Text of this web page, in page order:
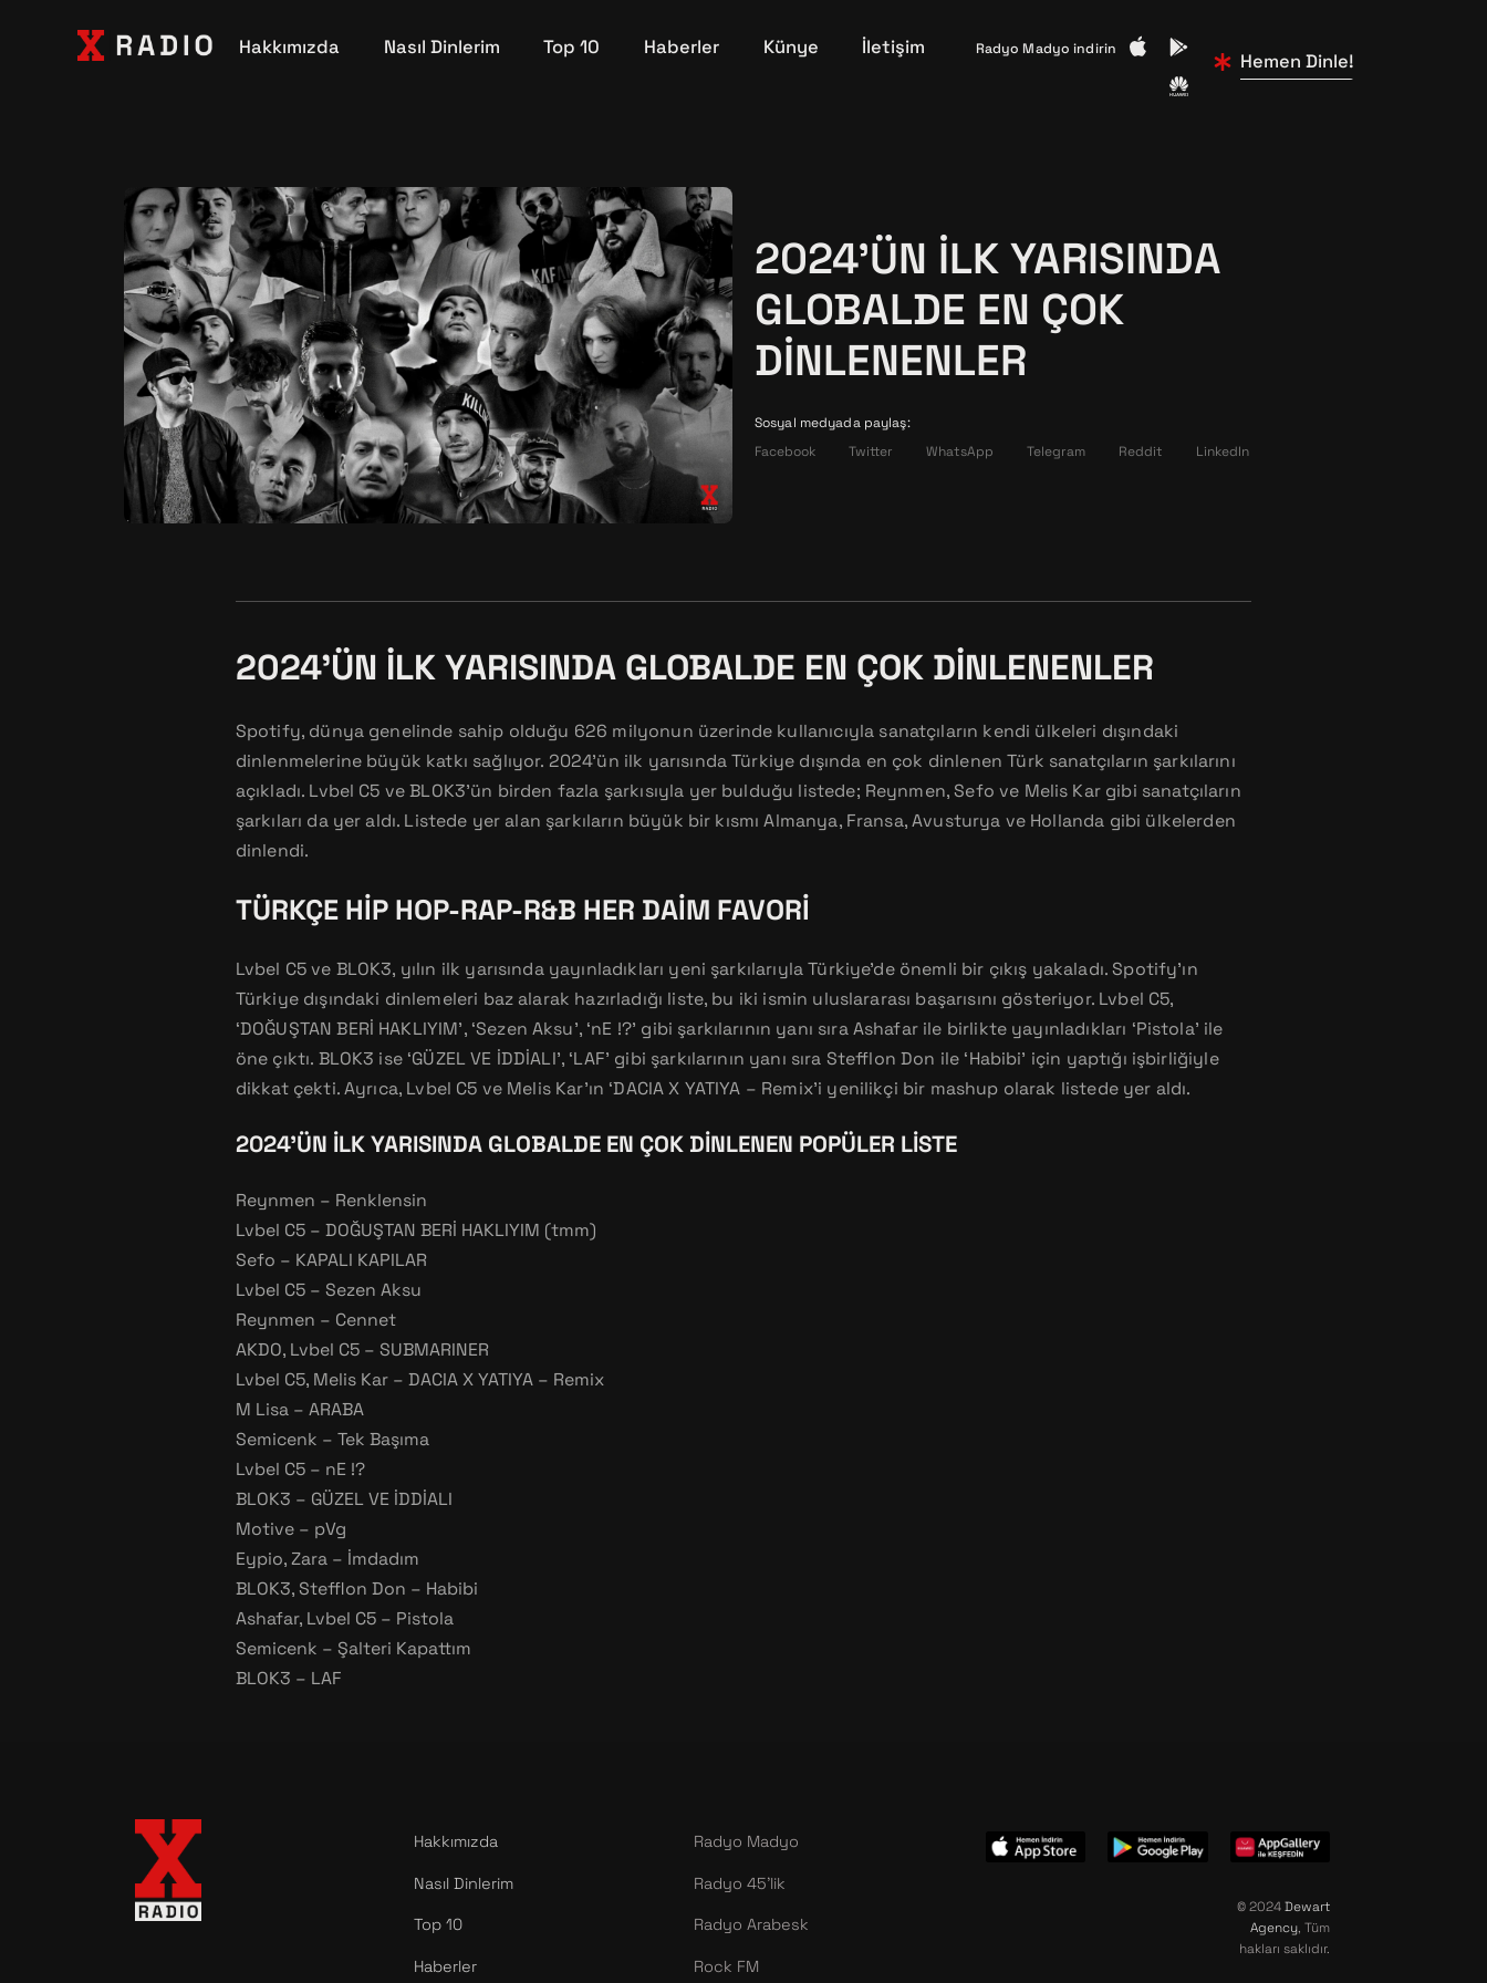
Hakkımızda Nasıl Dinlerim Top 10 Haberler Künye İletişim Radyo Madyo indirin
Hemen Dinle!
2024'ÜN İLK YARISINDA
GLOBALDE EN ÇOK
DINLENENLER
Sosyal medyada paylaş:
Facebook
Twitter WhatsApp Telegram Reddit LinkedIn
2024’ÜN İLK YARISINDA GLOBALDE EN ÇOK DINLENENLER
Spotify, dünya genelinde sahip olduğu 626 milyonun üzerinde kullanıcıyla sanatçıların kendi ülkeleri dışındaki
dinlenmelerine büyük katkı sağlıyor. 2024’ün ilk yarısında Türkiye dışında en çok dinlenen Türk sanatçıların şarkılarını
açıkladı. Lvbel C5 ve BLOK3’ün birden fazla şarkısıyla yer bulduğu listede; Reynmen, Sefo ve Melis Kar gibi sanatçıların
şarkıları da yer aldı. Listede yer alan şarkıların büyük bir kısmı Almanya, Fransa, Avusturya ve Hollanda gibi ülkelerden
dinlendi.
TÜRKÇE HIP HOP-RAP-R&B HER DAIM FAVORI
Lvbel C5 ve BLOK3, yılın ilk yarısında yayınladıkları yeni şarkılarıyla Türkiye’de önemli bir çıkış yakaladı. Spotify’ın
Türkiye dışındaki dinlemeleri baz alarak hazırladığı liste, bu iki ismin uluslararası başarısını gösteriyor. Lvbel C5,
‘DOĞUŞTAN BERİ HAKLIYIM’, ‘Sezen Aksu’, ‘nE !?’ gibi şarkılarının yanı sıra Ashafar ile birlikte yayınladıkları ‘Pistola’ ile
öne çıktı. BLOK3 ise ‘GÜZEL VE İDDİALI’, ‘LAF’ gibi şarkılarının yanı sıra Stefflon Don ile ‘Habibi’ için yaptığı işbirliğiyle
dikkat çekti. Ayrıca, Lvbel C5 ve Melis Kar’ın ‘DACIA X YATIYA – Remix’i yenilikçi bir mashup olarak listede yer aldı.
2024’ÜN İLK YARISINDA GLOBALDE EN ÇOK DINLENEN POPÜLER LISTE
Reynmen – Renklensin
Lvbel C5 – DOĞUŞTAN BERİ HAKLIYIM (tmm)
Sefo – KAPALI KAPILAR
Lvbel C5 – Sezen Aksu
Reynmen – Cennet
AKDO, Lvbel C5 – SUBMARINER
Lvbel C5, Melis Kar – DACIA X YATIYA – Remix
M Lisa – ARABA
Semicenk – Tek Başıma
Lvbel C5 – nE !?
BLOK3 – GÜZEL VE İDDİALI
Motive – pVg
Eypio, Zara – İmdadım
BLOK3, Stefflon Don – Habibi
Ashafar, Lvbel C5 – Pistola
Semicenk – Şalteri Kapattım
BLOK3 – LAF
Hakkımızda
Nasıl Dinlerim
Top 10
Haberler
Radyo Madyo
Radyo 45’lik
Radyo Arabesk
Rock FM
© 2024 Dewart
Agency, Tüm
hakları saklıdır.